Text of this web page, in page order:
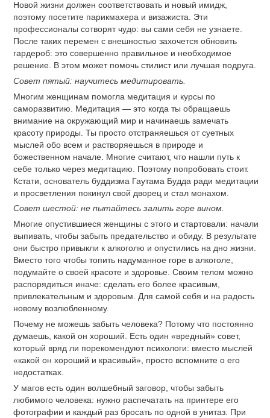
Новой жизни должен соответствовать и новый имидж,
поэтому посетите парикмахера и визажиста. Эти
профессионалы сотворят чудо: вы сами себя не узнаете.
После таких перемен с внешностью захочется обновить
гардероб: это совершенно правильное и необходимое
решение. В этом может помочь стилист или лучшая подруга.
Совет пятый: научитесь медитировать.
Многим женщинам помогла медитация и курсы по
саморазвитию. Медитация — это когда ты обращаешь
внимание на окружающий мир и начинаешь замечать
красоту природы. Ты просто отстраняешься от суетных
мыслей обо всем и растворяешься в природе и
божественном начале. Многие считают, что нашли путь к
себе только через медитацию. Поэтому попробовать стоит.
Кстати, основатель буддизма Гаутама Будда ради медитации
и просветления покинул свой дворец и стал монахом.
Совет шестой: не пытайтесь залить горе вином.
Многие опустившиеся женщины с этого и стартовали: начали
выпивать, чтобы забыть предательство и обиду. В результате
они быстро привыкли к алкоголю и опустились на дно жизни.
Вместо того чтобы топить надуманное горе в алкоголе,
подумайте о своей красоте и здоровье. Своим телом можно
распорядиться иначе: сделать его более красивым,
привлекательным и здоровым. Для самой себя и на радость
новому возлюбленному.
Почему не можешь забыть человека? Потому что постоянно
думаешь, какой он хороший. Есть один «вредный» совет,
который вряд ли порекомендуют психологи: вместо мыслей
«какой он хороший и красивый», просто вспомните о его
недостатках.
У магов есть один волшебный заговор, чтобы забыть
любимого человека: нужно распечатать на принтере его
фотографии и каждый раз бросать по одной в унитаз. При